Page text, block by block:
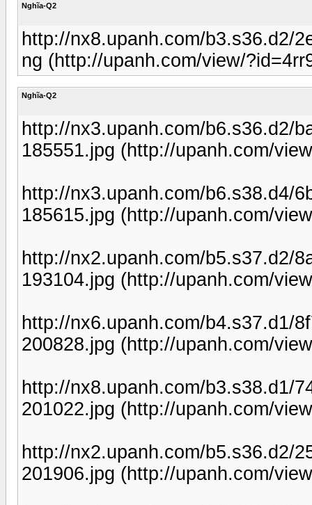
Nghĩa-Q2
http://nx8.upanh.com/b3.s36.d2/
ng (http://upanh.com/view/
Nghĩa-Q2
http://nx3.upanh.com/b6.s36.d2/
185551.jpg (http://upanh.com/
http://nx3.upanh.com/b6.s38.d4/
185615.jpg (http://upanh.com/
http://nx2.upanh.com/b5.s37.d2/
193104.jpg (http://upanh.com/
http://nx6.upanh.com/b4.s37.d1/
200828.jpg (http://upanh.com/
http://nx8.upanh.com/b3.s38.d1/
201022.jpg (http://upanh.com/
http://nx2.upanh.com/b5.s36.d2/
201906.jpg (http://upanh.com/